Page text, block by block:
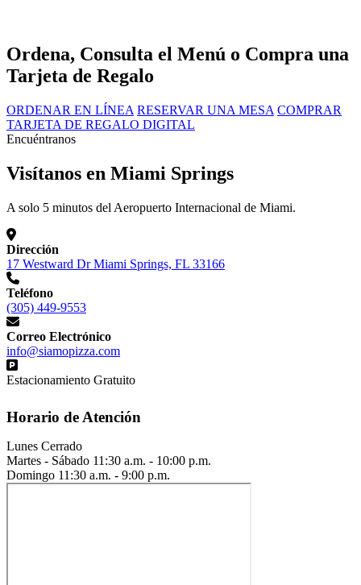
Ordena, Consulta el Menú o Compra una
Tarjeta de Regalo
ORDENAR EN LÍNEA RESERVAR UNA MESA COMPRAR
TARJETA DE REGALO DIGITAL
Encuéntranos
Visítanos en Miami Springs
A solo 5 minutos del Aeropuerto Internacional de Miami.
Dirección
17 Westward Dr Miami Springs, FL 33166
Teléfono
(305) 449-9553
Correo Electrónico
info@siamopizza.com
Estacionamiento Gratuito
Horario de Atención
Lunes Cerrado
Martes - Sábado 11:30 a.m. - 10:00 p.m.
Domingo 11:30 a.m. - 9:00 p.m.